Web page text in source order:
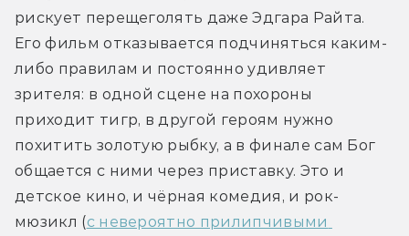
рискует перещеголять даже Эдгара Райта.
Его фильм отказывается подчиняться каким-
либо правилам и постоянно удивляет
зрителя: в одной сцене на похороны
приходит тигр, в другой героям нужно
похитить золотую рыбку, а в финале сам Бог
общается с ними через приставку. Это и
детское кино, и чёрная комедия, и рок-
мюзикл (с невероятно прилипчивыми